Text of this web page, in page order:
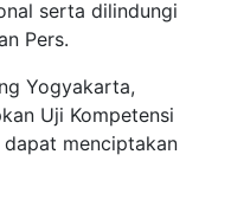
serta dilindungi
Pers.
Yogyakarta,
Uji Kompetensi
menciptakan